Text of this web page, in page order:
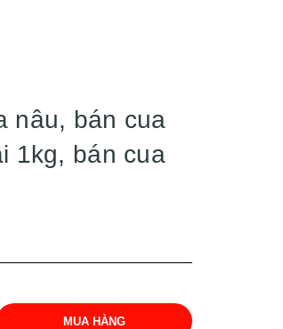
nâu, bán cua
1kg, bán cua
MUA HÀNG